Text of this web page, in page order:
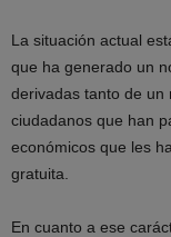
La situación actual
que ha generado un
derivadas tanto de un
ciudadanos que han
económicos que les
gratuita.
En cuanto a ese